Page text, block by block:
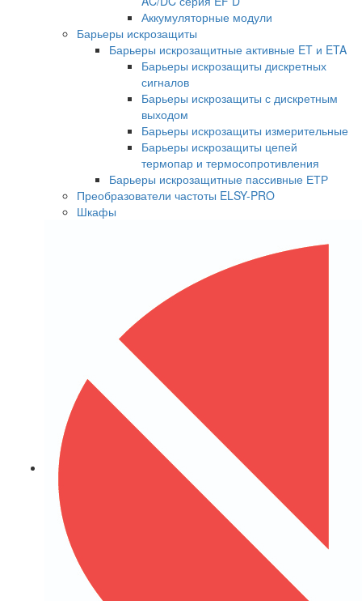
Аккумуляторные модули
Барьеры искрозащиты
Барьеры искрозащитные активные ET и ETA
Барьеры искрозащиты дискретных
сигналов
Барьеры искрозащиты с дискретным
выходом
Барьеры искрозащиты измерительные
Барьеры искрозащиты цепей
термопар и термосопротивления
Барьеры искрозащитные пассивные ЕТР
Преобразователи частоты ELSY-PRO
Шкафы